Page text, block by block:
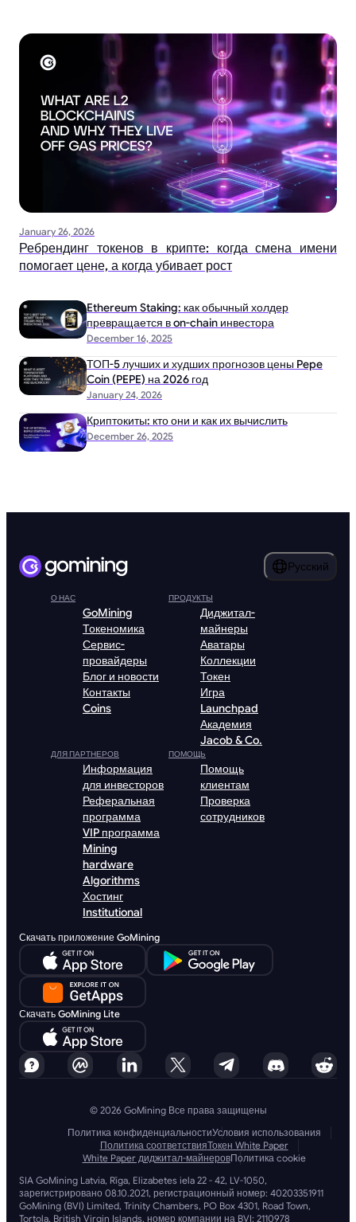
January 26, 2026
Ребрендинг токенов в крипте: когда смена имени
помогает цене, а когда убивает рост
December 16, 2025
Ethereum Staking: как обычный холдер
превращается в on-chain инвестора
January 24, 2026
ТОП-5 лучших и худших прогнозов цены Pepe
Coin (PEPE) на 2026 год
December 26, 2025
Криптокиты: кто они и как их вычислить
Русский
О НАС
GoMining
Токеномика
Сервис-
провайдеры
Блог и новости
Контакты
Coins
ПРОДУКТЫ
Диджитал-
майнеры
Аватары
Коллекции
Токен
Игра
Launchpad
Академия
Jacob & Co.
ДЛЯ ПАРТНЕРОВ
Информация
для инвесторов
Реферальная
программа
VIP программа
Mining
hardware
Algorithms
Хостинг
Institutional
ПОМОЩЬ
Помощь
клиентам
Проверка
сотрудников
Скачать приложение GoMining
Скачать GoMining Lite
© 2026 GoMining Все права защищены
Политика конфиденциальностиУсловия использования
Политика соответствияТокен White Paper
White Paper диджитал-майнеровПолитика cookie
SIA GoMining Latvia, Rīga, Elizabetes iela 22 - 42, LV-1050,
зарегистрировано 08.10.2021, регистрационный номер: 40203351911
GoMining (BVI) Limited, Trinity Chambers, PO Box 4301, Road Town,
Tortola, British Virgin Islands, номер компании на BVI: 2110978